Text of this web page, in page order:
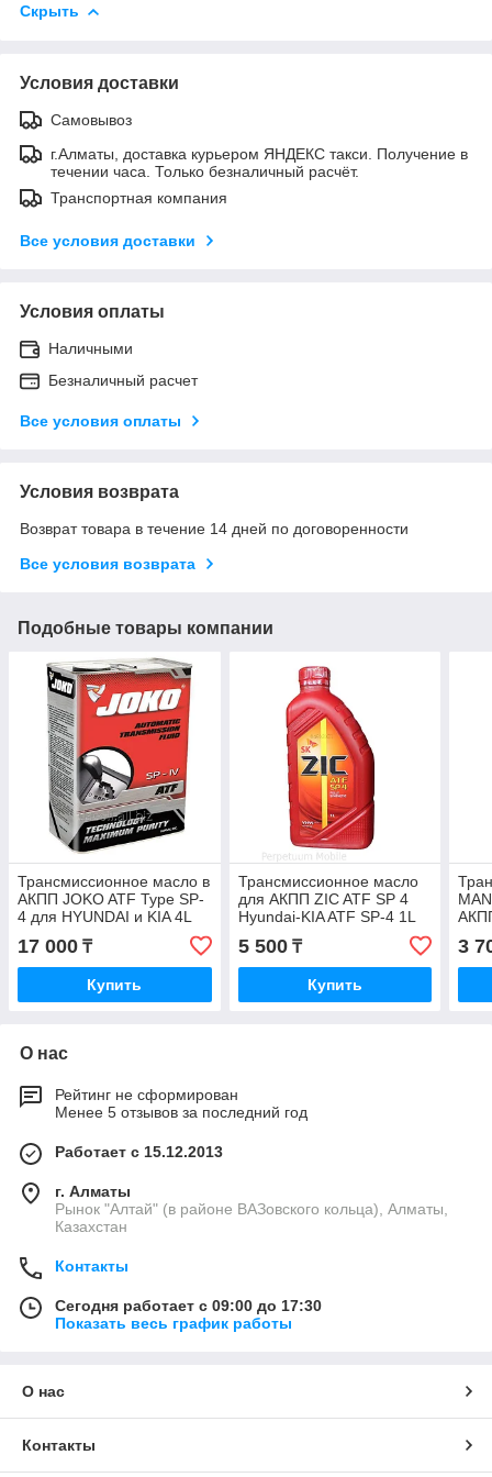
Скрыть
Условия доставки
Самовывоз
г.Алматы, доставка курьером ЯНДЕКС такси. Получение в
течении часа. Только безналичный расчёт.
Транспортная компания
Все условия доставки
Условия оплаты
Наличными
Безналичный расчет
Все условия оплаты
Условия возврата
Возврат товара в течение 14 дней по договоренности
Все условия возврата
Подобные товары компании
Трансмиссионное масло в
АКПП JOKO ATF Type SP-
4 для HYUNDAI и KIA 4L
17 000 ₸
Купить
Трансмиссионное масло
для АКПП ZIC ATF SP 4
Hyundai-KIA ATF SP-4 1L
5 500₸
Купить
3
О нас
Рейтинг не сформирован
Менее 5 отзывов за последний год
Работает с 15.12.2013
г. Алматы
Рынок "Алтай" (в районе ВАЗовского кольца), Алматы,
Казахстан
Контакты
Сегодня работает с 09:00 до 17:30
Показать весь график работы
О нас
Контакты